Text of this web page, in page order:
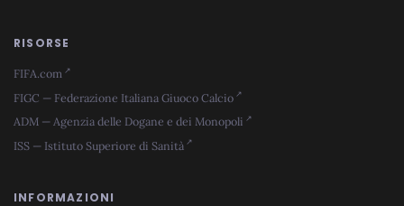
RISORSE
FIFA.com
FIGC — Federazione Italiana Giuoco Calcio
ADM — Agenzia delle Dogane e dei Monopoli
ISS — Istituto Superiore di Sanità
INFORMAZIONI